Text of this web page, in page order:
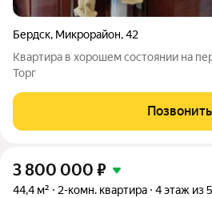
Бердск, Микрорайон,42
Квартира в хорошем состоянии на
Торг
Позвонить
3 800 000 ₽
44,4 м² 2-комн. квартира 4 этаж из 5